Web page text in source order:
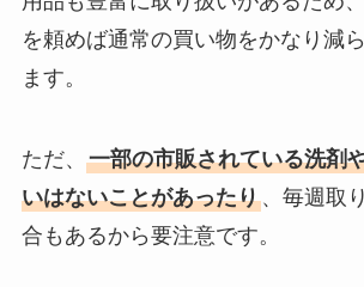
を頼めば通常の買い物をかなり減
ます。
ただ、 一部の市販されている洗剤
いはないことがあったり、毎週取
合もあるから要注意です。